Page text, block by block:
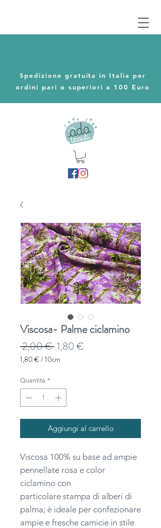
Spedizione gratuita in Italia per
ordini pari o superiori a 100 Euro
Viscosa- Palme ciclamino
2,00 € Prezzo
regolare
1,80 €
1,80 €/10cm
ogni
10
Centimetri
Quantità *
Aggiungi al carrello
Viscosa 100% su base ad ampie
pennellate rosa e color
ciclamino con
particolare stampa di alberi di
palma; è ideale per confezionare
ampie e fresche camicie in stile